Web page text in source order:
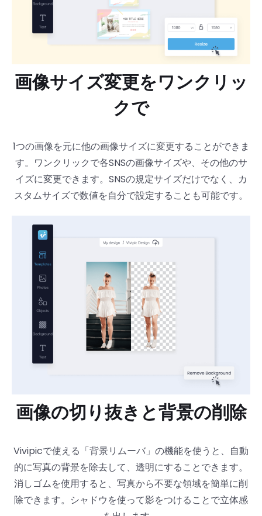
画像サイズ変更をワンクリッ
クで
1つの画像を元に他の画像サイズに変更することができま
す。ワンクリックで各SNSの画像サイズや、その他のサ
イズに変更できます。SNSの規定サイズだけでなく、カ
スタムサイズで数値を自分で設定することも可能です。
画像の切り抜きと背景の削除
Vivipicで使える「背景リムーバ」の機能を使うと、自動
的に写真の背景を除去して、透明にすることできます。
消しゴムを使用すると、写真から不要な領域を簡単に削
除できます。シャドウを使って影をつけることで立体感